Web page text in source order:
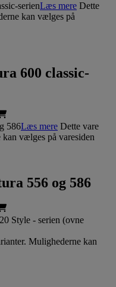
Læs mere Dette
kan vælges på
600 classic-
Læs mere Dette vare
vælges på varesiden
556 og 586
Mulighederne kan